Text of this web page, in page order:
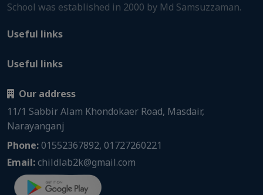
School was established in 2000 by Md Samsuzzaman.
Useful links
Useful links
Our address
11/1 Sabbir Alam Khondokaer Road, Masdair,
Narayanganj
Phone:01552367892, 01727260221
Email:childlab2k@gmail.com